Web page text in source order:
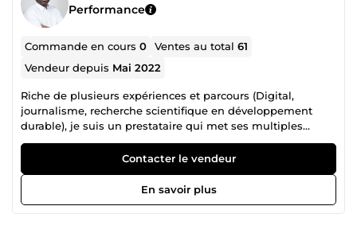
Performance
Commande en cours0 Ventes au total61
Vendeur depuis Mai 2022
Riche de plusieurs expériences et parcours (Digital,
journalisme, recherche scientifique en développement
durable), je suis un prestataire qui met ses multiples
compétences à votre service. Mes offres concernent la
construction de site web, le marketing digital, la
communication-média, le conseil en éco-responsabilité
pour l'image de vos activités, la relecture et correction de
document. Je garantis un service de qualité, créatif et une
Contacter le vendeur
En savoir plus